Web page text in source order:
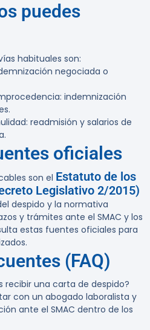
puedes
habituales son:
negociada o
indemnización
readmisión y salarios de
oficiales
son el Estatuto de los
Legislativo 2/2015)
despido y la normativa
y trámites ante el SMAC y los
estas fuentes oficiales para
(FAQ)
recibir una carta de despido?
con un abogado laboralista y
ante el SMAC dentro de los